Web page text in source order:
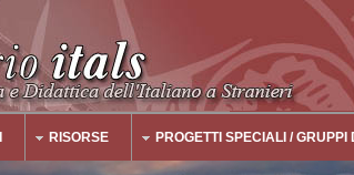
RISORSE PROGETTI SPECIALI / GRUPPI